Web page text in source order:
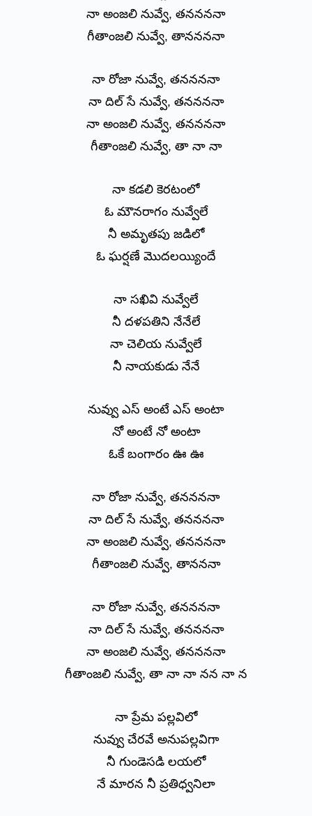
నా అంజలి నువ్వే, తననననా
గీతాంజలి నువ్వే, తాననననా
నా రోజా నువ్వే, తననననా
నా దిల్ సే నువ్వే, తననననా
నా అంజలి నువ్వే, తననననా
గీతాంజలి నువ్వే, తా నా నా
నా కడలి కెరటంలో
ఓ మౌనరాగం నువ్వేలే
నీ అమృతపు జడిలో
ఓ ఘర్షణే మొదలయ్యిందే
నా సఖివి నువ్వేలే
నీ దళపతిని నేనేలే
నా చెలియ నువ్వేలే
నీ నాయకుడు నేనే
నువ్వు ఎస్ అంటే ఎస్ అంటా
నో అంటే నో అంటా
ఓకే బంగారం ఊ ఊ
నా రోజా నువ్వే, తననననా
నా దిల్ సే నువ్వే, తననననా
నా అంజలి నువ్వే, తననననా
గీతాంజలి నువ్వే, తానననా
నా రోజా నువ్వే, తననననా
నా దిల్ సే నువ్వే, తననననా
నా అంజలి నువ్వే, తననననా
గీతాంజలి నువ్వే, తా నా నా నన నా న
నా ప్రేమ పల్లవిలో
నువ్వు చేరవే అనుపల్లవిగా
నీ గుండెసడి లయలో
నే మారన నీ ప్రతిధ్వనిలా